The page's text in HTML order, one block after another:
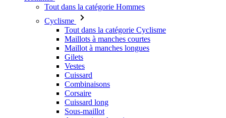
Maillot à manches longues
Gilets
Vestes
Cuissard
Combinaisons
Corsaire
Cuissard long
Sous-maillot
Accessoires thermiques
Sous casque
Gants
Chaussettes
Accessoires